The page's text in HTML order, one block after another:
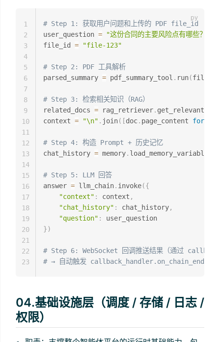
# Step 1: 获取用户问题和上传的 PDF file_id
user_question =
"这份合同的主要风险点有哪些？"
file_id = "file-123"
# Step 2: PDF 工具解析
parsed_summary = pdf_summary_tool . run(file_id
# Step 3: 检索相关知识（RAG）
related_docs = rag_retriever.
context = "\n" . join( [doc. page_content for
# Step 4: 构造 Prompt + 历史记忆
chat_history = memory. load_memory_variables
# Step 5: LLM 回答
answer = llm_chain. invoke({
"context" : context ,
"chat_history" : chat_history,
"question" :
})
# Step 6: WebSocket 回调推送结果（通过 callback
# → 自动触发 callback_handler.on_chain_end() →
1
2
3
4
5
6
7
8
9
10
11
12
13
14
15
16
17
18
19
20
21
22
23
04.基础设施层（调度 / 存储 / 日志 /
权限）